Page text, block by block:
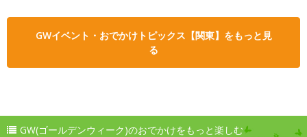
GWイベント・おでかけトピックス【関東】をもっと見
る
GW(ゴールデンウィーク)のおでかけをもっと楽しむ